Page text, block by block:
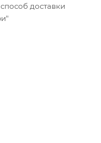
доставки